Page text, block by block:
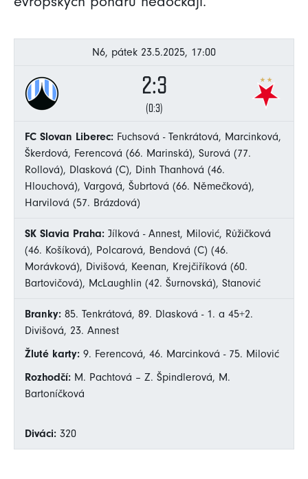
N6, pátek 23.5.2025, 17:00
2:3
(0:3)
FC Slovan Liberec: Fuchsová - Tenkrátová, Marcinková,
Škerdová, Ferencová (66. Marinská), Surová (77.
Rollová), Dlasková (C), Dinh Thanhová (46.
Hlouchová), Vargová, Šubrtová (66. Němečková),
Harvilová (57. Brázdová)
SK Slavia Praha: Jílková - Annest, Milović, Růžičková
(46. Košíková), Polcarová, Bendová (C) (46.
Morávková), Divišová, Keenan, Krejčiříková (60.
Bartovičová), McLaughlin (42. Šurnovská), Stanović
Branky: 85. Tenkrátová, 89. Dlasková - 1. a 45+2.
Divišová, 23. Annest
Žluté karty: 9. Ferencová, 46. Marcinková - 75. Milović
Rozhodčí: M. Pachtová – Z. Špindlerová, M.
Bartoníčková
Diváci: 320